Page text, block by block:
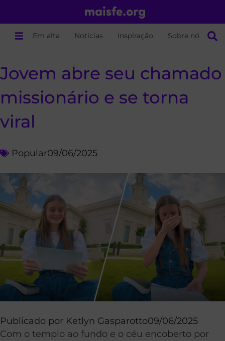
Em alta Notícias Inspiração Sobre nós
Jovem abre seu chamado
missionário e se torna
viral
Popular09/06/2025
Publicado por Ketlyn Gasparotto09/06/2025
Com o templo ao fundo e o céu encoberto por